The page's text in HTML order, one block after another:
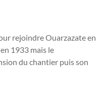
rejoindre Ouarzazate en
1933 mais le
du chantier puis son